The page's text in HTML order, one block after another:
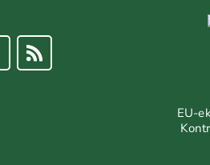
EU-